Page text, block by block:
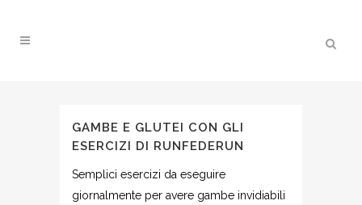
GAMBE E GLUTEI CON GLI
ESERCIZI DI RUNFEDERUN
Semplici esercizi da eseguire
giornalmente per avere gambe invidiabili